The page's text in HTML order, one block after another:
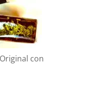
con